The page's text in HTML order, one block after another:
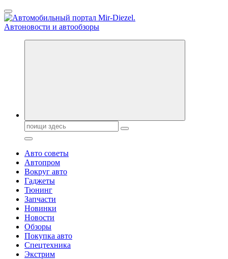
Перейти
к
содержанию
Справочник автомобилиста. Обзор новинок популярных
Поиск:
Авто советы
Автопром
Вокруг авто
Гаджеты
Тюнинг
Запчасти
Новинки
Новости
Обзоры
Покупка авто
Спецтехника
Экстрим